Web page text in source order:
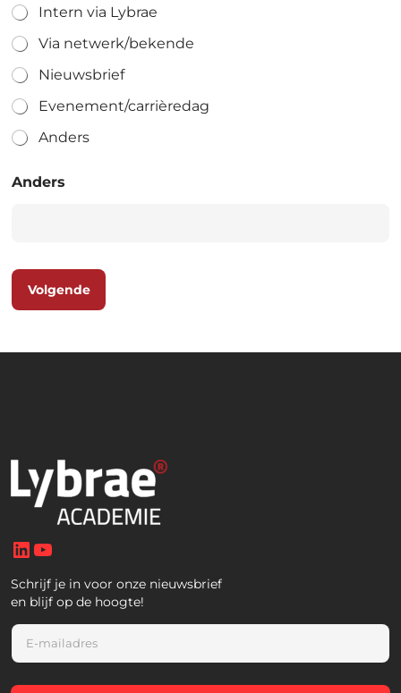
Intern via Lybrae
Via netwerk/bekende
Nieuwsbrief
Evenement/carrièredag
Anders
Anders
Volgende
LinkedIn
Schrijf je in voor onze nieuwsbrief
en blijf op de hoogte!
E
a
i